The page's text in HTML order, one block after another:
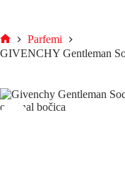
Parfemi
GIVENCHY Gentleman